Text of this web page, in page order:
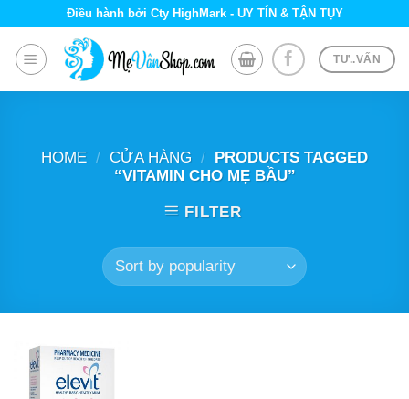
content
Điều hành bởi Cty HighMark - UY TÍN & TẬN TỤY
TƯ..VẤN
HOME / CỬA HÀNG / PRODUCTS TAGGED
“VITAMIN CHO MẸ BẦU”
FILTER